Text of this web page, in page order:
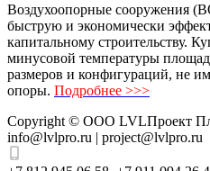
Воздухоопорные сооружения
быструю и экономически
капитальному строительству.
минусовой температуры
размеров и конфигураций, не
опоры. Подробнее >>>
Copyright © ООО LVLПроект
info@lvlpro.ru | project@lvlpro.ru